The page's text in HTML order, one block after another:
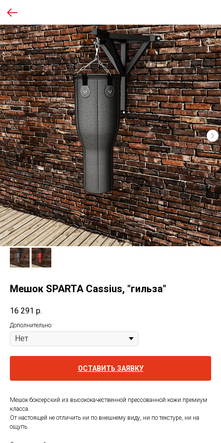
Мешок SPARTA Cassius, "гильза"
16 291 р.
Дополнительно
ОСТАВИТЬ ЗАЯВКУ
Мешок боксерский из высококачественной прессованной кожи премиум
класса.
От настоящей не отличить ни по внешнему виду, ни по текстуре, ни на
ощупь.